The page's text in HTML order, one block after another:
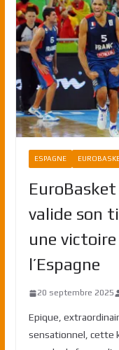
ESPAGNE
valide son
une
l’Espagne
20 septembre 2025
Epique,
sensationnel, cette